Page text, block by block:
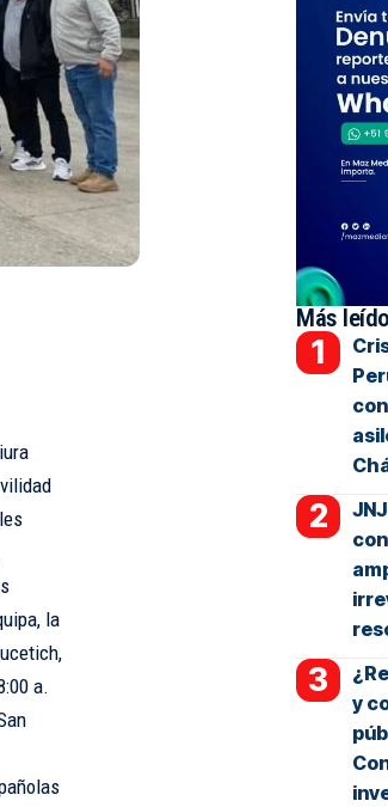
la
a.
Más
y